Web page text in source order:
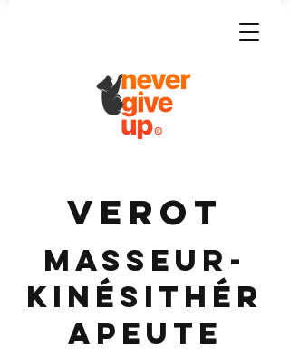
VEROT
Masseur-
Kinésithér
apeute